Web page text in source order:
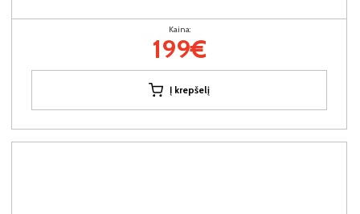
Kaina:
199€
Į krepšelį